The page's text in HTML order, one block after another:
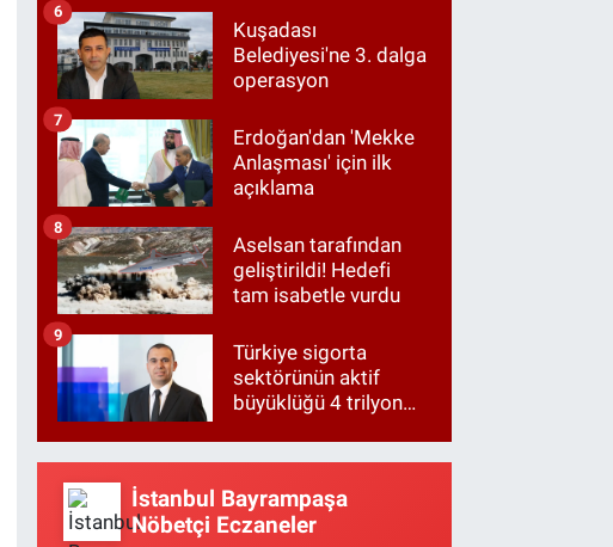
Kuşadası
Belediyesi'ne 3. dalga
operasyon
6
Erdoğan'dan 'Mekke
Anlaşması' için ilk
açıklama
7
Aselsan tarafından
geliştirildi! Hedefi
tam isabetle vurdu
8
Türkiye sigorta
sektörünün aktif
büyüklüğü 4 trilyon
9
İstanbul Bayrampaşa
Nöbetçi Eczaneler